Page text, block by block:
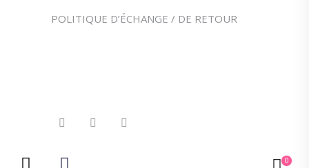
POLITIQUE D’ÉCHANGE / DE RETOUR